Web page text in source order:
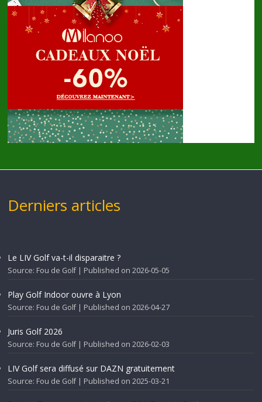
Derniers articles
Le LIV Golf va-t-il disparaitre ?
Source: Fou de Golf Published on 2026-05-05
Play Golf Indoor ouvre à Lyon
Source: Fou de Golf Published on 2026-04-27
Juris Golf 2026
Source: Fou de Golf Published on 2026-02-03
LIV Golf sera diffusé sur DAZN gratuitement
Source: Fou de Golf Published on 2025-03-21